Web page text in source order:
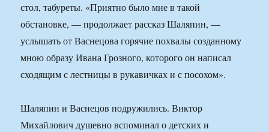
стол, табуреты. «Приятно было мне в такой
обстановке, — продолжает рассказ Шаляпин, —
услышать от Васнецова горячие похвалы созданному
мною образу Ивана Грозного, которого он написал
сходящим с лестницы в рукавичках и с посохом».
Шаляпин и Васнецов подружились. Виктор
Михайлович душевно вспоминал о детских и